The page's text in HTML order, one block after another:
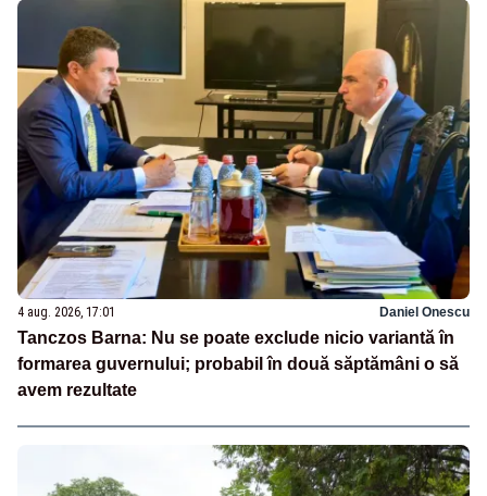
4 aug. 2026, 17:01 Daniel Onescu
Tanczos Barna: Nu se poate exclude nicio variantă în
formarea guvernului; probabil în două săptămâni o să
avem rezultate